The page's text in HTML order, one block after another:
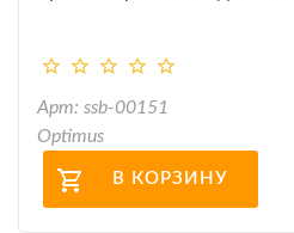
Арт: ssb-00151
Optimus
В КОРЗИНУ